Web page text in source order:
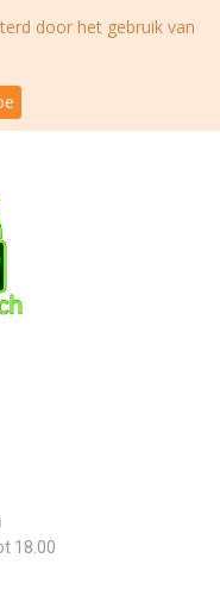
door het gebruik van
18.00